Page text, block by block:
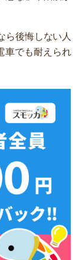
ら後悔しない人
車でも耐えられ